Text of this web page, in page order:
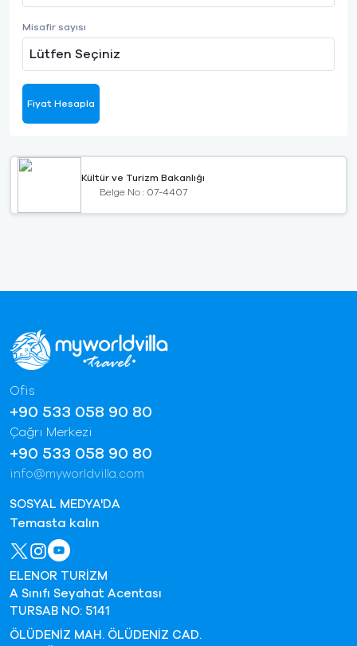
Misafir sayısı
Lütfen Seçiniz
Fiyat Hesapla
Kültür ve Turizm Bakanlığı
Belge No : 07-4407
Ofis
+90 533 058 90 80
Çağrı Merkezi
+90 533 058 90 80
info@myworldvilla.com
SOSYAL MEDYA'DA
Temasta kalın
ELENOR TURİZM
A Sınıfı Seyahat Acentası
TURSAB NO: 5141
ÖLÜDENİZ MAH. ÖLÜDENİZ CAD.